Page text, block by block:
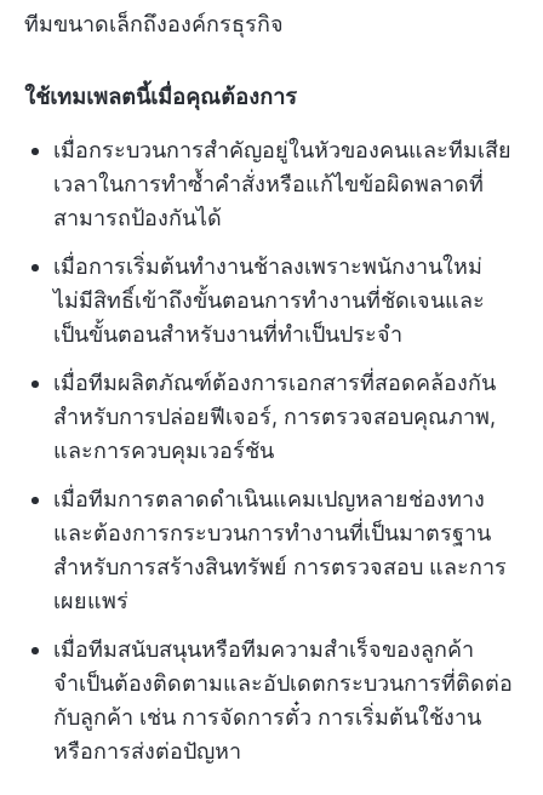
ทีมขนาดเล็กถึงองค์กรธุรกิจ
ใช้เทมเพลตนี้เมื่อคุณต้องการ
เมื่อกระบวนการสำคัญอยู่ในหัวของคนและทีมเสีย
เวลาในการทำซ้ำคำสั่งหรือแก้ไขข้อผิดพลาดที่
สามารถป้องกันได้
เมื่อการเริ่มต้นทำงานช้าลงเพราะพนักงานใหม่
ไม่มีสิทธิ์เข้าถึงขั้นตอนการทำงานที่ชัดเจนและ
เป็นขั้นตอนสำหรับงานที่ทำเป็นประจำ
เมื่อทีมผลิตภัณฑ์ต้องการเอกสารที่สอดคล้องกัน
สำหรับการปล่อยฟีเจอร์, การตรวจสอบคุณภาพ,
และการควบคุมเวอร์ชัน
เมื่อทีมการตลาดดำเนินแคมเปญหลายช่องทาง
และต้องการกระบวนการทำงานที่เป็นมาตรฐาน
สำหรับการสร้างสินทรัพย์ การตรวจสอบ และการ
เผยแพร่
เมื่อทีมสนับสนุนหรือทีมความสำเร็จของลูกค้า
จำเป็นต้องติดตามและอัปเดตกระบวนการที่ติดต่อ
กับลูกค้า เช่น การจัดการตั๋ว การเริ่มต้นใช้งาน
หรือการส่งต่อปัญหา